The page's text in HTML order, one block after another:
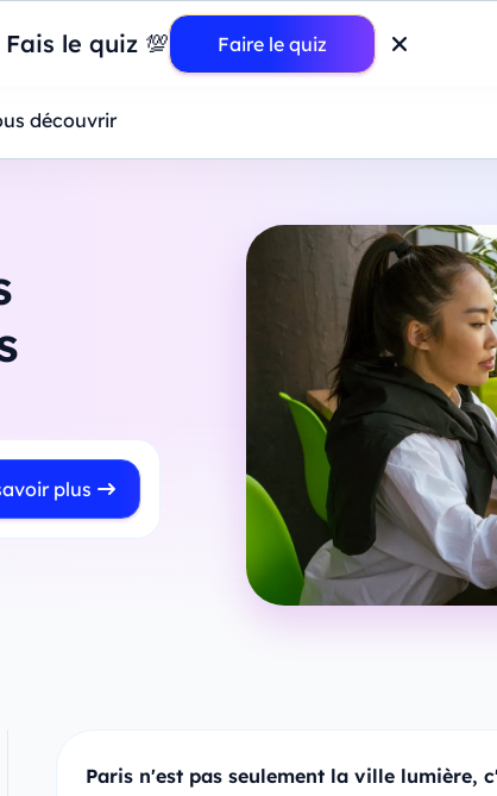
le quiz 💯 Faire le quiz
votre premier dashboard de A à Z-Mardi
découvrir
plus
Paris n'est pas seulement la ville lumière,